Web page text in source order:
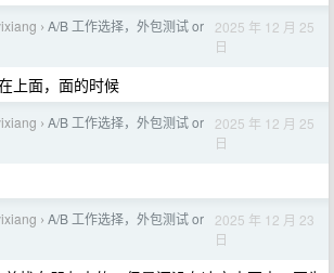
› A/B 工作选择，外包测试 or
2025 年 12 月 25
日
上面，面的时候
› A/B 工作选择，外包测试 or
2025 年 12 月 25
日
› A/B 工作选择，外包测试 or
2025 年 12 月 23
日